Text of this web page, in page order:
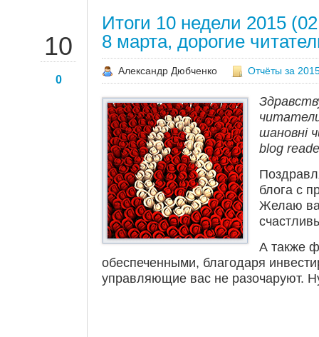
10
0
Итоги 10 недели 2015
8 марта, дорогие
Александр Дюбченко Отчёты за
шановнi
blog
блога с
Желаю
А также
обеспеченными, благодаря
управляющие вас не разочаруют.